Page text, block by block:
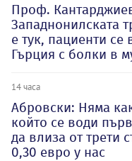
Проф.
Западнонилската
е тук, пациенти се
Гърция с болки в
14 часа
Абровски: Няма
който се води
да влиза от трети
0,30 евро у нас